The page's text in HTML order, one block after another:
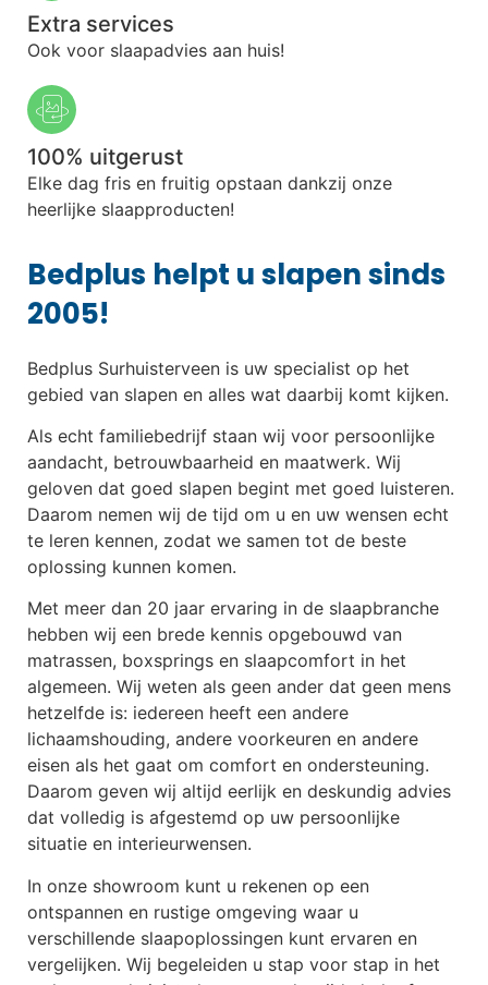
Bedplus helpt u slapen sinds
2005!
Bedplus Surhuisterveen is uw specialist op het
gebied van slapen en alles wat daarbij komt kijken.
Als echt familiebedrijf staan wij voor persoonlijke
aandacht, betrouwbaarheid en maatwerk. Wij
geloven dat goed slapen begint met goed luisteren.
Daarom nemen wij de tijd om u en uw wensen echt
te leren kennen, zodat we samen tot de beste
oplossing kunnen komen.
Met meer dan 20 jaar ervaring in de slaapbranche
hebben wij een brede kennis opgebouwd van
matrassen, boxsprings en slaapcomfort in het
algemeen. Wij weten als geen ander dat geen mens
hetzelfde is: iedereen heeft een andere
lichaamshouding, andere voorkeuren en andere
eisen als het gaat om comfort en ondersteuning.
Daarom geven wij altijd eerlijk en deskundig advies
dat volledig is afgestemd op uw persoonlijke
situatie en interieurwensen.
In onze showroom kunt u rekenen op een
ontspannen en rustige omgeving waar u
verschillende slaapoplossingen kunt ervaren en
vergelijken. Wij begeleiden u stap voor stap in het
Extra services
Ook voor slaapadvies aan huis!
100% uitgerust
Elke dag fris en fruitig opstaan dankzij onze
heerlijke slaapproducten!